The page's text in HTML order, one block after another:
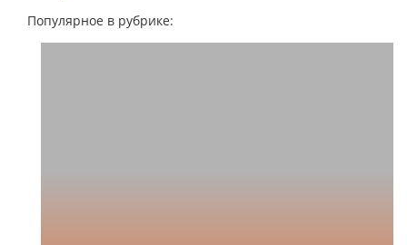
Популярное в рубрике: